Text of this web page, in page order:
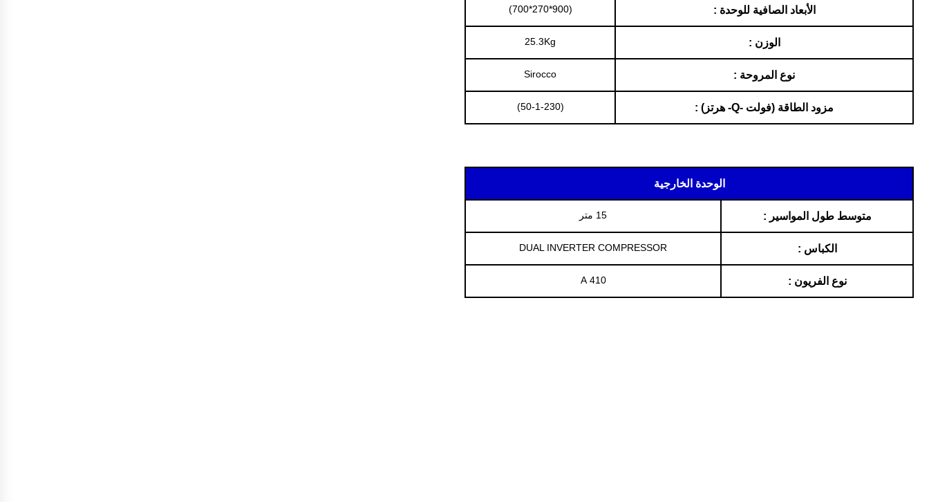
الأبعاد الصافية للوحدة : (900*270*700)
الوزن : 25.3Kg
نوع المروحة : Sirocco
مزود الطاقة (فولت -Q- هرتز) : (50-1-230)
الوحدة الخارجية
متوسط طول المواسير : 15 متر
الكباس : DUAL INVERTER COMPRESSOR
نوع الفريون : 410 A